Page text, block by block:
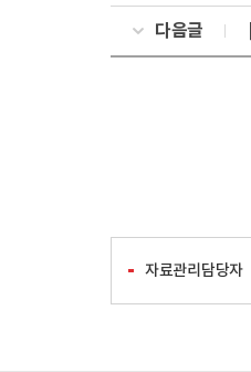
다음글
자료관리담당자